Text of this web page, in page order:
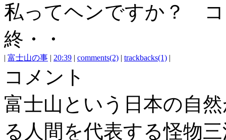
私ってヘンですか？ コ
終・・
| 富士山の事 | 20:39 | comments(2) | trackbacks(1) |
コメント
富士山という日本の自
る人間を代表する怪物